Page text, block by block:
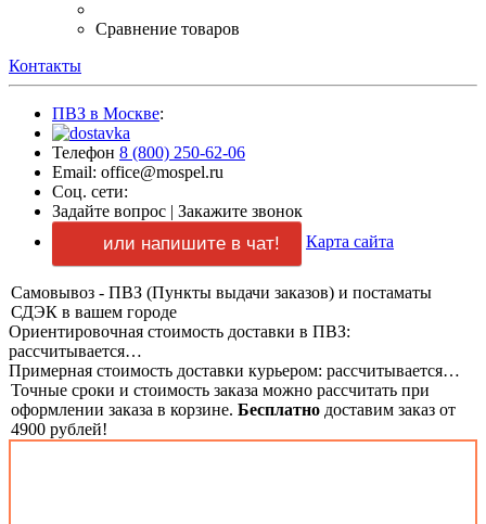
Сравнение товаров
Контакты
ПВЗ в Москве:
Телефон 8 (800) 250-62-06
Email: office@mospel.ru
Соц. сети:
Задайте вопрос | Закажите звонок
или напишите в чат! Карта сайта
Самовывоз - ПВЗ (Пункты выдачи заказов) и постаматы
СДЭК в вашем городе
Ориентировочная стоимость доставки в ПВЗ:
рассчитывается…
Примерная стоимость доставки курьером: рассчитывается…
Точные сроки и стоимость заказа можно рассчитать при
оформлении заказа в корзине. Бесплатно доставим заказ от
4900 рублей!